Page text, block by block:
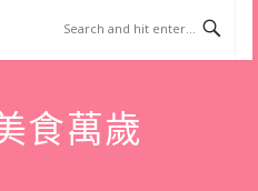
食萬歲